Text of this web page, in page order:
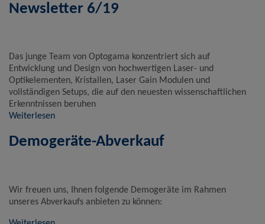
Newsletter 6/19
Das junge Team von Optogama konzentriert sich auf
Entwicklung und Design von hochwertigen Laser- und
Optikelementen, Kristallen, Laser Gain Modulen und
vollständigen Setups, die auf den neuesten wissenschaftlichen
Erkenntnissen beruhen
Weiterlesen
Demogeräte-Abverkauf
Wir freuen uns, Ihnen folgende Demogeräte im Rahmen
unseres Abverkaufs anbieten zu können: